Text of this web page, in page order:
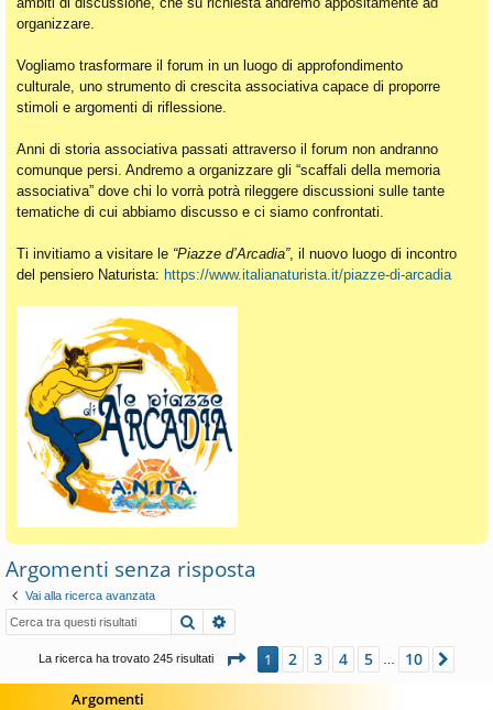
organizzare.
Vogliamo trasformare il forum in un luogo di approfondimento
culturale, uno strumento di crescita associativa capace di proporre
stimoli e argomenti di riflessione.
Anni di storia associativa passati attraverso il forum non andranno
comunque persi. Andremo a organizzare gli “scaffali della memoria
associativa” dove chi lo vorrà potrà rileggere discussioni sulle tante
tematiche di cui abbiamo discusso e ci siamo confrontati.
Ti invitiamo a visitare le “Piazze d’Arcadia”, il nuovo luogo di incontro
del pensiero Naturista: https://www.italianaturista.it/piazze-di-arcadia
Argomenti senza risposta
Vai alla ricerca avanzata
Cerca
La ricerca ha trovato 245 risultati Pagina di 10
1 2 3 4 5 10
Argomenti